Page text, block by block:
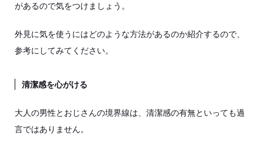
があるので気をつけましょう。
外見に気を使うにはどのような方法があるのか紹介するので、
参考にしてみてください。
清潔感を心がける
大人の男性とおじさんの境界線は、清潔感の有無といっても過
言ではありません。